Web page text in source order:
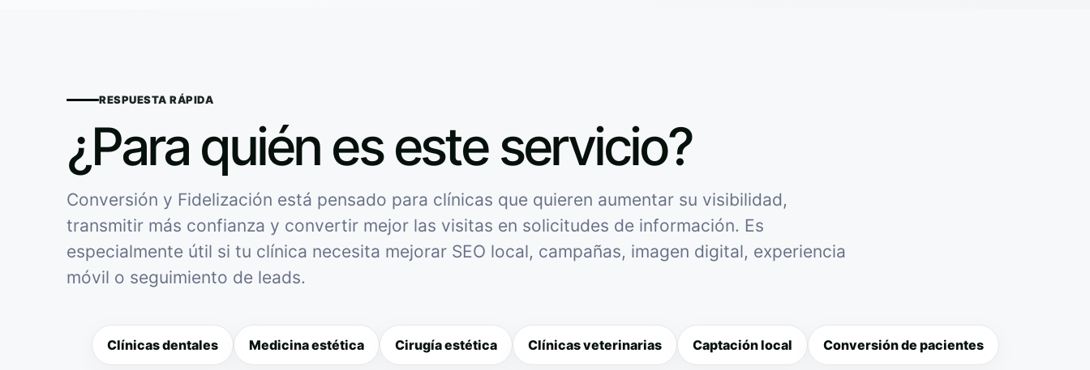
RESPUESTA RÁPIDA
¿Para quién es este servicio?
Conversión y Fidelización está pensado para clínicas que quieren aumentar su visibilidad,
transmitir más confianza y convertir mejor las visitas en solicitudes de información. Es
especialmente útil si tu clínica necesita mejorar SEO local, campañas, imagen digital, experiencia
móvil o seguimiento de leads.
Clínicas dentales Medicina estética Cirugía estética Clínicas veterinarias Captación local Conversión de pacientes